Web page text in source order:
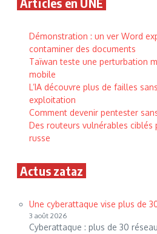
Démonstration : un ver Word
contaminer des documents
Taïwan teste une perturbation
mobile
L’IA découvre plus de failles
exploitation
Comment devenir pentester
Des routeurs vulnérables ciblés
russe
Actus zataz
Une cyberattaque vise plus de
3 août 2026
Cyberattaque : plus de 30